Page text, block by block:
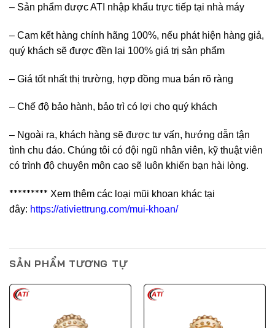
– Sản phẩm được ATI nhập khẩu trực tiếp tại nhà máy
– Cam kết hàng chính hãng 100%, nếu phát hiện hàng giả,
quý khách sẽ được đền lại 100% giá trị sản phẩm
– Giá tốt nhất thị trường, hợp đồng mua bán rõ ràng
– Chế độ bảo hành, bảo trì có lợi cho quý khách
– Ngoài ra, khách hàng sẽ được tư vấn, hướng dẫn tận
tình chu đáo. Chúng tôi có đội ngũ nhân viên, kỹ thuật viên
có trình độ chuyên môn cao sẽ luôn khiến bạn hài lòng.
********* Xem thêm các loại mũi khoan khác tại
đây: https://ativiettrung.com/mui-khoan/
SẢN PHẨM TƯƠNG TỰ